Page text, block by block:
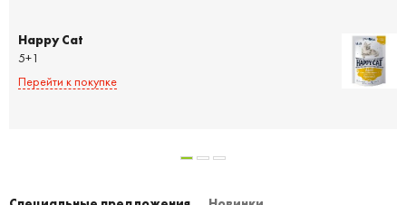
Happy Cat
5+1
Перейти к покупке